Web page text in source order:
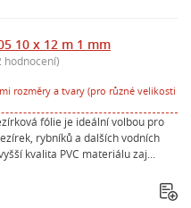
10 x 12 m 1 mm
hodnocení)
rozměry a tvary (pro různé velikosti
fólie je ideální volbou pro
rybníků a dalších vodních
kvalita PVC materiálu zaj...